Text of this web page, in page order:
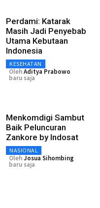
Perdami: Katarak
Masih Jadi Penyebab
Utama Kebutaan
Indonesia
KESEHATAN
OlehAditya Prabowo
baru saja
Menkomdigi Sambut
Baik Peluncuran
Zankore by Indosat
NASIONAL
OlehJosua Sihombing
baru saja